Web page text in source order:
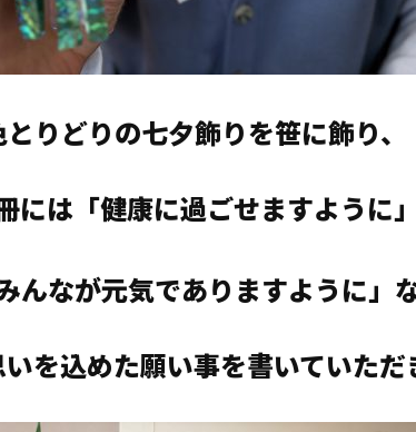
りどりの七夕飾りを笹に飾り、
には「健康に過ごせますように」
んなが元気でありますように」な
を込めた願い事を書いていた